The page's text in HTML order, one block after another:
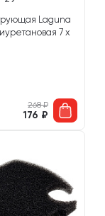
Laguna
7 х
268₽
176 ₽